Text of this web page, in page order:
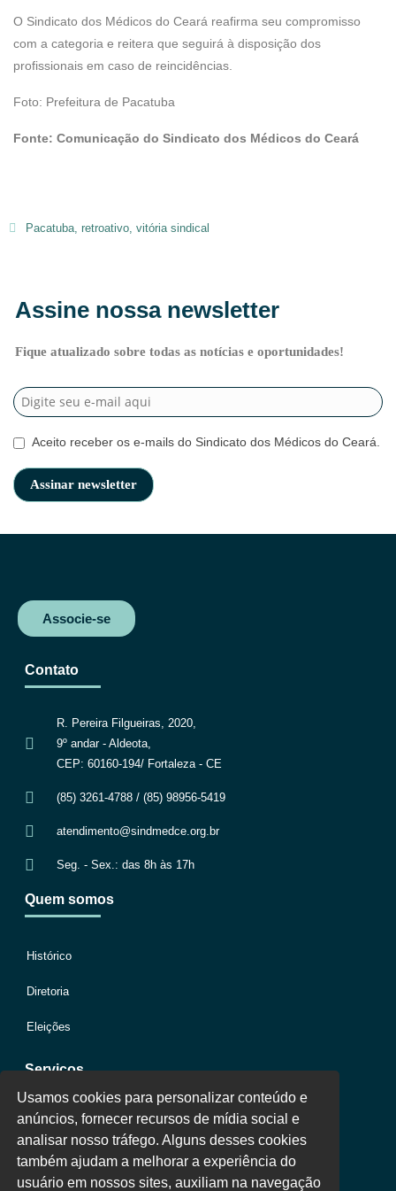
O Sindicato dos Médicos do Ceará reafirma seu compromisso
com a categoria e reitera que seguirá à disposição dos
profissionais em caso de reincidências.
Foto: Prefeitura de Pacatuba
Fonte: Comunicação do Sindicato dos Médicos do Ceará
Pacatuba, retroativo, vitória sindical
Assine nossa newsletter
Fique atualizado sobre todas as notícias e oportunidades!
Aceito receber os e-mails do Sindicato dos Médicos do Ceará.
Associe-se
Contato
R. Pereira Filgueiras, 2020,
9º andar - Aldeota,
CEP: 60160-194/ Fortaleza - CE
(85) 3261-4788 / (85) 98956-5419
atendimento@sindmedce.org.br
Seg. - Sex.: das 8h às 17h
Quem somos
Histórico
Diretoria
Eleições
Serviços
Jurídico
Oportunidades
Usamos cookies para personalizar conteúdo e
anúncios, fornecer recursos de mídia social e
analisar nosso tráfego. Alguns desses cookies
também ajudam a melhorar a experiência do
usuário em nossos sites, auxiliam na navegação